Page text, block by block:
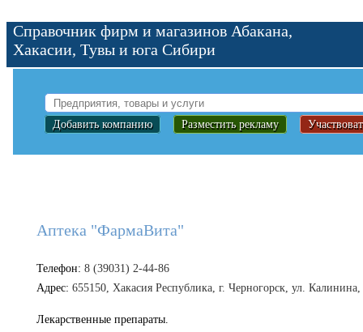
Справочник фирм и магазинов Абакана,
Хакасии, Тувы и юга Сибири
Добавить компанию Разместить рекламу
Аптека "ФармаВита"
Телефон: 8 (39031) 2-44-86
Адрес: 655150, Хакасия Республика, г. Черногорск, ул.
Лекарственные препараты.